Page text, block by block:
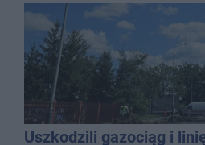
Uszkodzili gazociąg i